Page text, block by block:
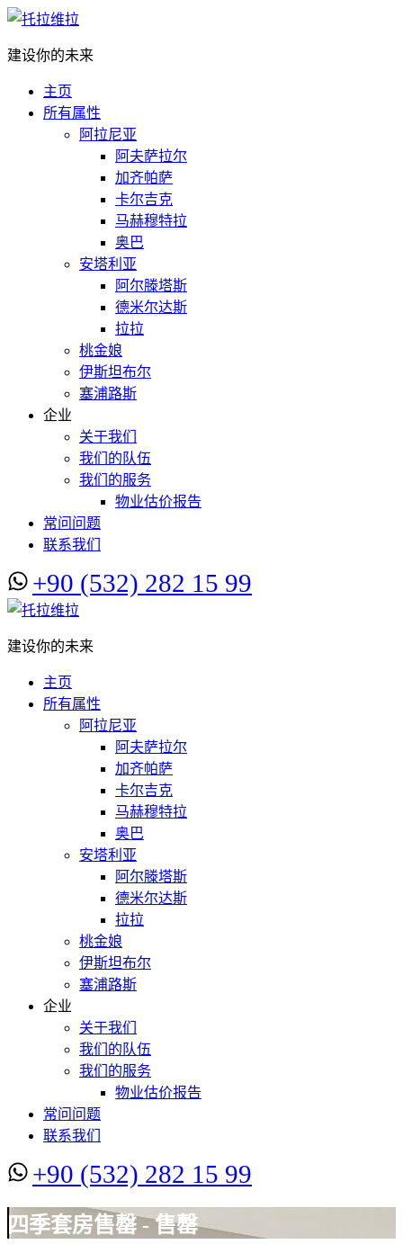
建设你的未来
主页
所有属性
阿拉尼亚
阿夫萨拉尔
加齐帕萨
卡尔吉克
马赫穆特拉
奥巴
安塔利亚
阿尔滕塔斯
德米尔达斯
拉拉
桃金娘
伊斯坦布尔
塞浦路斯
企业
关于我们
我们的队伍
我们的服务
物业估价报告
常问问题
联系我们
+90 (532) 282 15 99
建设你的未来
主页
所有属性
阿拉尼亚
阿夫萨拉尔
加齐帕萨
卡尔吉克
马赫穆特拉
奥巴
安塔利亚
阿尔滕塔斯
德米尔达斯
拉拉
桃金娘
伊斯坦布尔
塞浦路斯
企业
关于我们
我们的队伍
我们的服务
物业估价报告
常问问题
联系我们
+90 (532) 282 15 99
四季套房售罄 - 售罄